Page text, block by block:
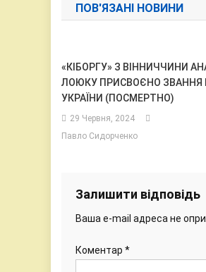
ПОВ'ЯЗАНІ НОВИНИ
«КІБОРГУ» З ВІННИЧЧИНИ
ЛОЮКУ ПРИСВОЄНО ЗВАННЯ
УКРАЇНИ (ПОСМЕРТНО)
29 Червня, 2024
Павло Сидорченко
Залишити відповідь
Ваша e-mail адреса не
Коментар *